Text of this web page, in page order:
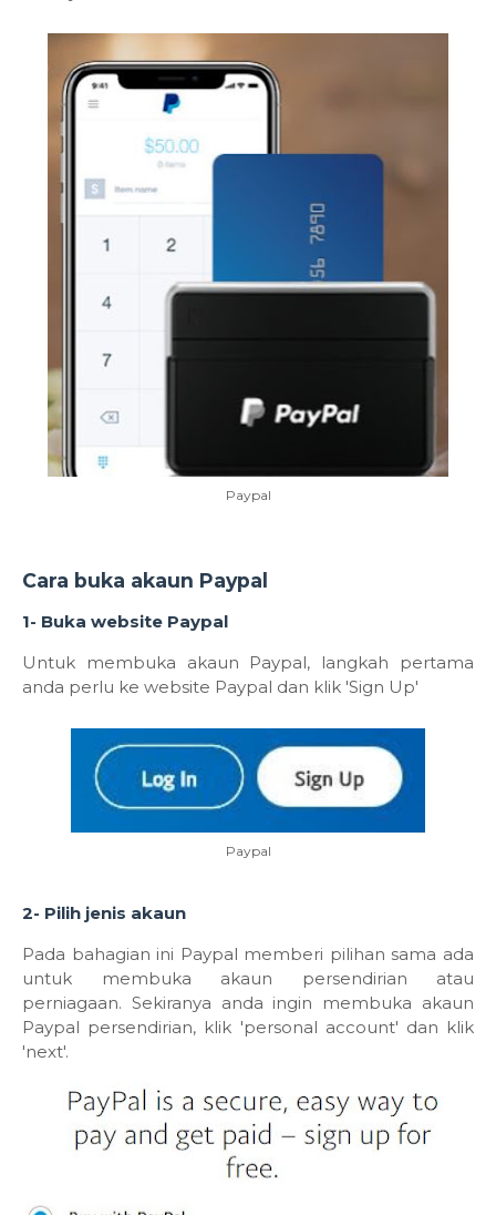
Paypal
Cara buka akaun Paypal
1- Buka website Paypal
Untuk membuka akaun Paypal, langkah pertama
anda perlu ke website Paypal dan klik 'Sign Up'
Paypal
2- Pilih jenis akaun
Pada bahagian ini Paypal memberi pilihan sama ada
untuk membuka akaun persendirian atau
perniagaan. Sekiranya anda ingin membuka akaun
Paypal persendirian, klik 'personal account' dan klik
'next'.